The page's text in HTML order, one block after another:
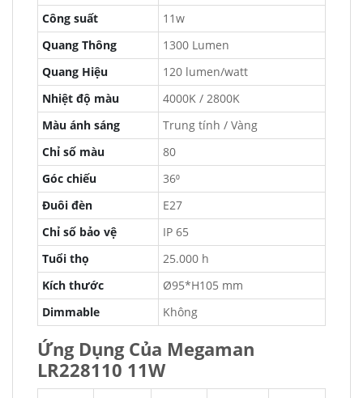
Công suất
11w
Quang Thông
1300 Lumen
Quang Hiệu
120 lumen/watt
Nhiệt độ màu
4000K / 2800K
Màu ánh sáng
Trung tính / Vàng
Chỉ số màu
80
Góc chiếu
36⁰
Đuôi đèn
E27
Chỉ số bảo vệ
IP 65
Tuổi thọ
25.000 h
Kích thước
Ø95*H105 mm
Dimmable
Không
Ứng Dụng Của Megaman
LR228110 11W